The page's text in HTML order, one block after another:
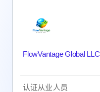
FlowVantage Global LLC
认证从业人员